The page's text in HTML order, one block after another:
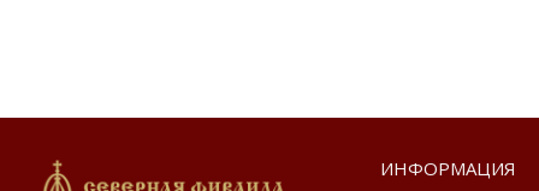
ИНФОРМАЦИЯ